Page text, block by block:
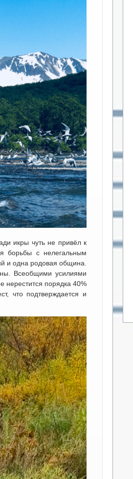
икры чуть не привёл к
борьбы с нелегальным
и одна родовая община.
Всеобщими усилиями
нерестится порядка 40%
что подтверждается и